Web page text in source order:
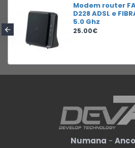
Modem router
D228 ADSL e
5.0 Ghz
25.00€
Numana -